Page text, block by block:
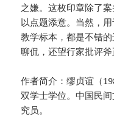
之嫌。这枚印章除了
以点题添意。当然，
教学标本，都是不错
聊侃，还望行家批评斧
作者简介：缪贞谊（
双学士学位。中国民
究员。